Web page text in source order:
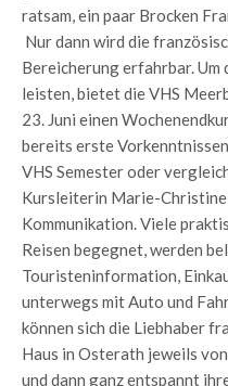
ratsam, ein paar Brocken
Nur dann wird die
Bereicherung erfahrbar.
leisten, bietet die VHS
23. Juni einen
bereits erste
VHS Semester oder
Kursleiterin Marie-Christine
Kommunikation. Viele
Reisen begegnet, werden
Touristeninformation,
unterwegs mit Auto und
können sich die Liebhaber
Haus in Osterath jeweils
und dann ganz entspannt